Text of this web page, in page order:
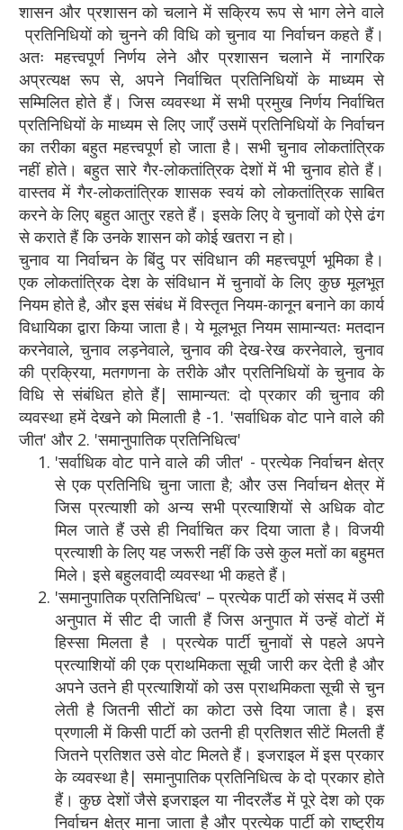
शासन और प्रशासन को चलाने में सक्रिय रूप से भाग लेने वाले
प्रतिनिधियों को चुनने की विधि को चुनाव या निर्वाचन कहते हैं।
अतः महत्त्वपूर्ण निर्णय लेने और प्रशासन चलाने में नागरिक
अप्रत्यक्ष रूप से, अपने निर्वाचित प्रतिनिधियों के माध्यम से
सम्मिलित होते हैं। जिस व्यवस्था में सभी प्रमुख निर्णय निर्वाचित
प्रतिनिधियों के माध्यम से लिए जाएँ उसमें प्रतिनिधियों के निर्वाचन
का तरीका बहुत महत्त्वपूर्ण हो जाता है। सभी चुनाव लोकतांत्रिक
नहीं होते। बहुत सारे गैर-लोकतांत्रिक देशों में भी चुनाव होते हैं।
वास्तव में गैर-लोकतांत्रिक शासक स्वयं को लोकतांत्रिक साबित
करने के लिए बहुत आतुर रहते हैं। इसके लिए वे चुनावों को ऐसे ढंग
से कराते हैं कि उनके शासन को कोई खतरा न हो।
चुनाव या निर्वाचन के बिंदु पर संविधान की महत्त्वपूर्ण भूमिका है।
एक लोकतांत्रिक देश के संविधान में चुनावों के लिए कुछ मूलभूत
नियम होते है, और इस संबंध में विस्तृत नियम-कानून बनाने का कार्य
विधायिका द्वारा किया जाता है। ये मूलभूत नियम सामान्यतः मतदान
करनेवाले, चुनाव लड़नेवाले, चुनाव की देख-रेख करनेवाले, चुनाव
की प्रक्रिया, मतगणना के तरीके और प्रतिनिधियों के चुनाव के
विधि से संबंधित होते हैं| सामान्यत: दो प्रकार की चुनाव की
व्यवस्था हमें देखने को मिलाती है -1. 'सर्वाधिक वोट पाने वाले की
जीत' और 2. 'समानुपातिक प्रतिनिधित्व'
'सर्वाधिक वोट पाने वाले की जीत' - प्रत्येक निर्वाचन क्षेत्र
से एक प्रतिनिधि चुना जाता है; और उस निर्वाचन क्षेत्र में
जिस प्रत्याशी को अन्य सभी प्रत्याशियों से अधिक वोट
मिल जाते हैं उसे ही निर्वाचित कर दिया जाता है। विजयी
प्रत्याशी के लिए यह जरूरी नहीं कि उसे कुल मतों का बहुमत
मिले। इसे बहुलवादी व्यवस्था भी कहते हैं।
'समानुपातिक प्रतिनिधित्व' – प्रत्येक पार्टी को संसद में उसी
अनुपात में सीट दी जाती हैं जिस अनुपात में उन्हें वोटों में
हिस्सा मिलता है । प्रत्येक पार्टी चुनावों से पहले अपने
प्रत्याशियों की एक प्राथमिकता सूची जारी कर देती है और
अपने उतने ही प्रत्याशियों को उस प्राथमिकता सूची से चुन
लेती है जितनी सीटों का कोटा उसे दिया जाता है। इस
प्रणाली में किसी पार्टी को उतनी ही प्रतिशत सीटें मिलती हैं
जितने प्रतिशत उसे वोट मिलते हैं। इजराइल में इस प्रकार
के व्यवस्था है| समानुपातिक प्रतिनिधित्व के दो प्रकार होते
हैं। कुछ देशों जैसे इजराइल या नीदरलैंड में पूरे देश को एक
निर्वाचन क्षेत्र माना जाता है और प्रत्येक पार्टी को राष्ट्रीय